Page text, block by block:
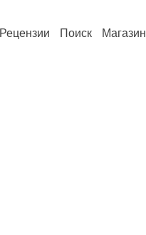
Рецензии Поиск Магазин